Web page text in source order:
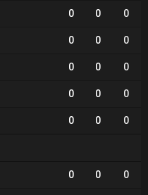
0 0 0
0 0 0
0 0 0
0 0 0
0 0 0
0 0 0